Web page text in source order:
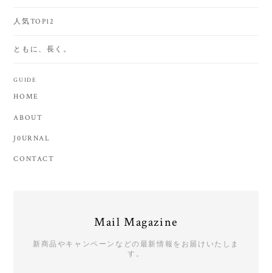
人気TOP12
ともに、長く。
GUIDE
HOME
ABOUT
J0URNAL
CONTACT
Mail Magazine
新商品やキャンペーンなどの最新情報をお届けいたしま
す。